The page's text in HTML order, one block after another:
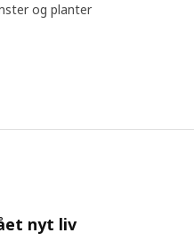
og planter
nyt liv